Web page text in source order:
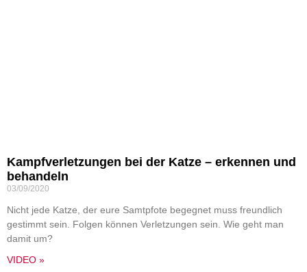
Kampfverletzungen bei der Katze – erkennen und
behandeln
03/09/2020
Nicht jede Katze, der eure Samtpfote begegnet muss freundlich
gestimmt sein. Folgen können Verletzungen sein. Wie geht man
damit um?
VIDEO »